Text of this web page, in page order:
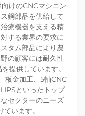
けのCNCマシニン
鋼部品を供給して
療機器を支える精
する業界の要求に
タム部品により農
の顧客には耐久性
提供しています。
板金加工、5軸CNC
といったトップ
セクターのニーズ
います。